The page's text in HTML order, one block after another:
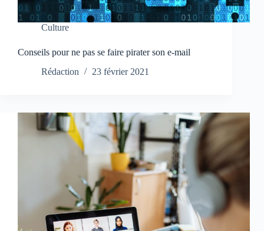
Culture
Conseils pour ne pas se faire pirater son e-mail
Rédaction
23 février 2021